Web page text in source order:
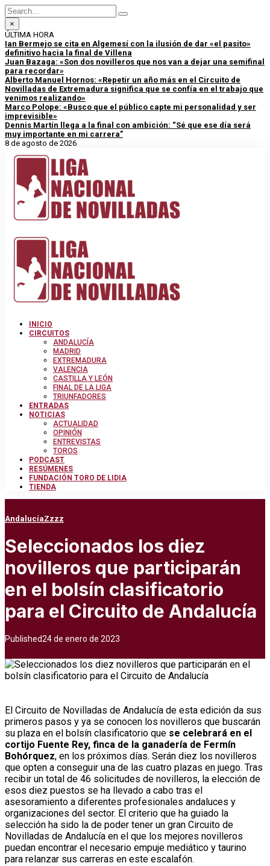
×
ÚLTIMA HORA
Ian Bermejo se cita en Algemesí con la ilusión de dar «el pasito»
definitivo hacia la final de Villena
Juan Bazaga: «Son dos novilleros que nos van a dejar una semifinal
para recordar»
Alberto Manuel Hornos: «Repetir un año más en el Circuito de
Novilladas de Extremadura significa que se confía en el trabajo que
venimos realizando»
Marco Polope: «Busco que el público capte mi personalidad y ser
imprevisible»
Dennis Martín llega a la final con ambición: “Sé que ese día será
muy importante en mi carrera”
8 de agosto de 2026
INICIO
CIRCUITOS
ANDALUCÍA
MADRID
EXTREMADURA
VALENCIA
CASTILLA Y LEÓN
FINAL DE LA LIGA
TRIUNFADORES
ENTRADAS
NOTICIAS
ACTUALIDAD
OPINIÓN
ENTREVISTAS
TOROS
PODCAST
RESÚMENES
FUNDACIÓN TORO DE LIDIA
TIENDA
AndalucíaZzzz
Seleccionados los diez
novilleros que participarán
en el bolsín clasificatorio
para el Circuito de Andalucía
Published24 de enero de 2023
El Circuito de Novilladas de Andalucía de esta edición da sus
primeros pasos y ya se conocen los novilleros que buscarán
su plaza en el bolsín clasificatorio que se celebrará en el
cortijo Fuente Rey, finca de la ganadería de Fermín
Bohórquez, en los próximos días. Serán diez los novilleros
que opten a conseguir una de las cuatro plazas en juego. Tras
recibir un total de 46 solicitudes de novilleros, la elección de
esos diez puestos se ha llevado a cabo tras el
asesoramiento a diferentes profesionales andaluces y
organizaciones del sector. El criterio que ha guiado la
selección ha sido la de poder tener un gran Circuito de
Novilladas de Andalucía en el que los mejores novilleros
puedan encontrar el necesario empuje mediático y taurino
para relanzar sus carreras en este escalafón.